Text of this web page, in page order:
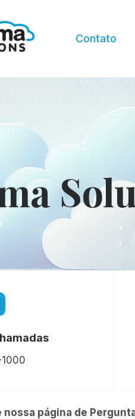
Contato
página de